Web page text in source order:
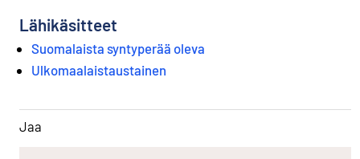
Lähikäsitteet
Suomalaista syntyperää oleva
Ulkomaalaistaustainen
Jaa